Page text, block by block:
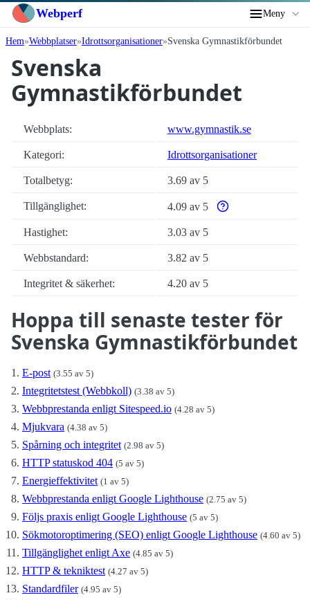
Webperf Meny
Hem Webbplatser Idrottsorganisationer Svenska Gymnastikförbundet
Svenska
Gymnastikförbundet
Webbplats: www.gymnastik.se
Kategori: Idrottsorganisationer
Totalbetyg: 3.69 av 5
Tillgänglighet: 4.09 av 5
Varför enbart
Hastighet:
3.03 av 5
Webbstandard: 3.82 av 5
Integritet & säkerhet: 4.20 av 5
Hoppa till senaste tester för
Svenska Gymnastikförbundet
E-post (3.55 av 5)
Integritetstest (Webbkoll) (3.38 av 5)
Webbprestanda enligt Sitespeed.io (4.28 av 5)
Mjukvara (4.38 av 5)
Spårning och integritet (2.98 av 5)
HTTP statuskod 404 (5 av 5)
Energieffektivitet (1 av 5)
Webbprestanda enligt Google Lighthouse (2.75 av 5)
Följs praxis enligt Google Lighthouse (5 av 5)
Sökmotoroptimering (SEO) enligt Google Lighthouse (4.60 av 5)
Tillgänglighet enligt Axe (4.85 av 5)
HTTP & tekniktest (4.27 av 5)
Standardfiler (4.95 av 5)